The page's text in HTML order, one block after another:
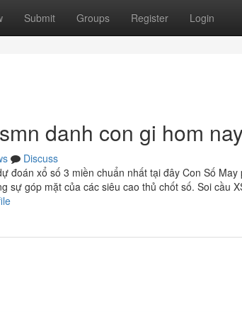
Submit Groups Register Login
danh con gi hom
Discuss
đoán xổ số 3 miền chuẩn nhất tại đây Con Số
sự góp mặt của các siêu cao thủ chốt số. Soi cầu